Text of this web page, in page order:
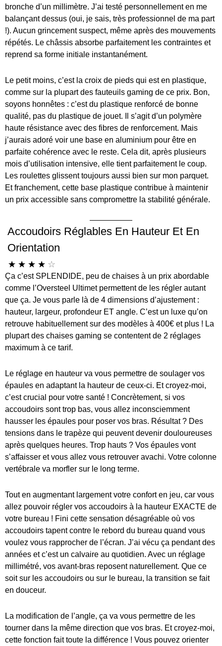
bronche d’un millimètre. J’ai testé personnellement en me
balançant dessus (oui, je sais, très professionnel de ma part
!). Aucun grincement suspect, même après des mouvements
répétés. Le châssis absorbe parfaitement les contraintes et
reprend sa forme initiale instantanément.
Le petit moins, c’est la croix de pieds qui est en plastique,
comme sur la plupart des fauteuils gaming de ce prix. Bon,
soyons honnêtes : c’est du plastique renforcé de bonne
qualité, pas du plastique de jouet. Il s’agit d’un polymère
haute résistance avec des fibres de renforcement. Mais
j’aurais adoré voir une base en aluminium pour être en
parfaite cohérence avec le reste. Cela dit, après plusieurs
mois d’utilisation intensive, elle tient parfaitement le coup.
Les roulettes glissent toujours aussi bien sur mon parquet.
Et franchement, cette base plastique contribue à maintenir
un prix accessible sans compromettre la stabilité générale.
Accoudoirs Réglables En Hauteur Et En
Orientation
☆ ☆ ☆ ☆ ☆
Ça c’est SPLENDIDE, peu de chaises à un prix abordable
comme l’Oversteel Ultimet permettent de les régler autant
que ça. Je vous parle là de 4 dimensions d’ajustement :
hauteur, largeur, profondeur ET angle. C’est un luxe qu’on
retrouve habituellement sur des modèles à 400€ et plus ! La
plupart des chaises gaming se contentent de 2 réglages
maximum à ce tarif.
Le réglage en hauteur va vous permettre de soulager vos
épaules en adaptant la hauteur de ceux-ci. Et croyez-moi,
c’est crucial pour votre santé ! Concrètement, si vos
accoudoirs sont trop bas, vous allez inconsciemment
hausser les épaules pour poser vos bras. Résultat ? Des
tensions dans le trapèze qui peuvent devenir douloureuses
après quelques heures. Trop hauts ? Vos épaules vont
s’affaisser et vous allez vous retrouver avachi. Votre colonne
vertébrale va morfler sur le long terme.
Tout en augmentant largement votre confort en jeu, car vous
allez pouvoir régler vos accoudoirs à la hauteur EXACTE de
votre bureau ! Fini cette sensation désagréable où vos
accoudoirs tapent contre le rebord du bureau quand vous
voulez vous rapprocher de l’écran. J’ai vécu ça pendant des
années et c’est un calvaire au quotidien. Avec un réglage
millimétré, vos avant-bras reposent naturellement. Que ce
soit sur les accoudoirs ou sur le bureau, la transition se fait
en douceur.
La modification de l’angle, ça va vous permettre de les
tourner dans la même direction que vos bras. Et croyez-moi,
cette fonction fait toute la différence ! Vous pouvez orienter